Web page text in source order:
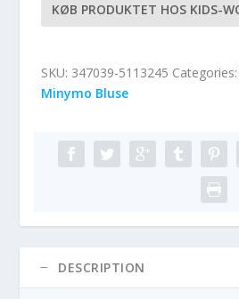
KØB PRODUKTET HOS KIDS-
SKU: 347039-5113245 Categories:
Minymo Bluse
DESCRIPTION